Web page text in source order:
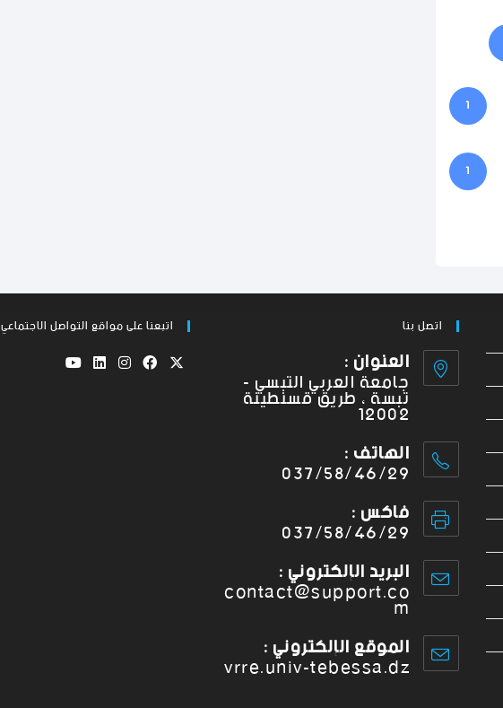
1
1
اتصل بنا
العنوان :
جامعة العربي التبسي -
تبسة ، طريق قسنطينة
12002
الهاتف :
037/58/46/29
فاكس :
037/58/46/29
البريد الإلكتروني :
contact@support.co
m
الموقع الإلكتروني :
vrre.univ-tebessa.dz
اتبعنا على مواقع التواصل الاجتماعي